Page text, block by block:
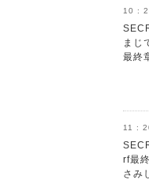
まじ
最終
rf最
さみ